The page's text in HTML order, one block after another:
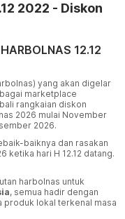
2022 - Diskon
12.12
yang akan digelar
marketplace
rangkaian diskon
2026 mulai November
2026.
baiknya dan rasakan
ketika hari H 12.12 datang.
harbolnas untuk
, semua hadir dengan
produk lokal terkenal masa